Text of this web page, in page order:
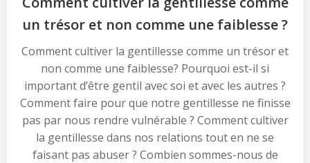
un trésor et non comme une faiblesse ?
Comment cultiver la gentillesse comme un trésor et
non comme une faiblesse? Pourquoi est-il si
important d’être gentil avec soi et avec les autres ?
Comment faire pour que notre gentillesse ne finisse
pas par nous rendre vulnérable ? Comment cultiver
la gentillesse dans nos relations tout en ne se
faisant pas abuser ? Combien sommes-nous de